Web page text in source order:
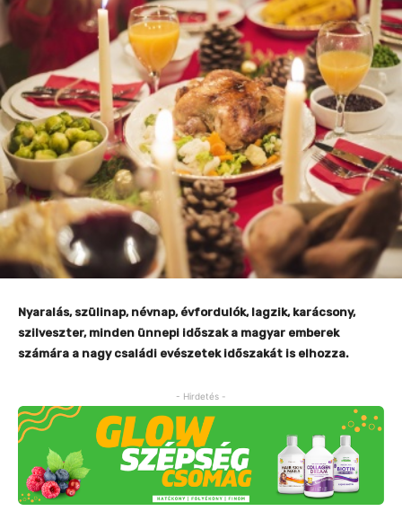
Nyaralás, szülinap, névnap, évfordulók, lagzik, karácsony,
szilveszter, minden ünnepi időszak a magyar emberek
számára a nagy családi evészetek időszakát is elhozza.
- Hirdetés -